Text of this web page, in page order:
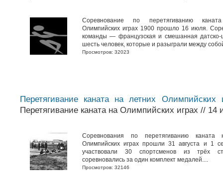
Соревнование по перетягиванию
Олимпийских играх 1900 прошло 16 июля.
команды — французская и смешанная
шесть человек, которые и разыграли между
Просмотров: 32023
Перетягивание каната на летних Олимпийских
Перетягивание каната на Олимпийских играх // 14
Соревнования по перетягиванию
Олимпийских играх прошли 31 августа и 1
участвовали 30 спортсменов из трёх
соревновались за один комплект медалей....
Просмотров: 32146